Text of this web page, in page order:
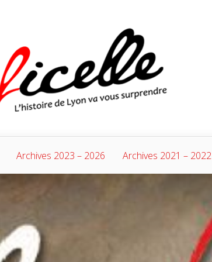
Archives 2023 – 2026 Archives 2021 – 2022